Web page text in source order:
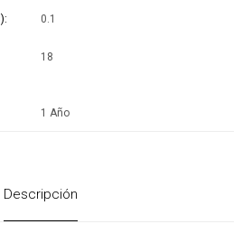
0.1
18
1 Año
Descripción